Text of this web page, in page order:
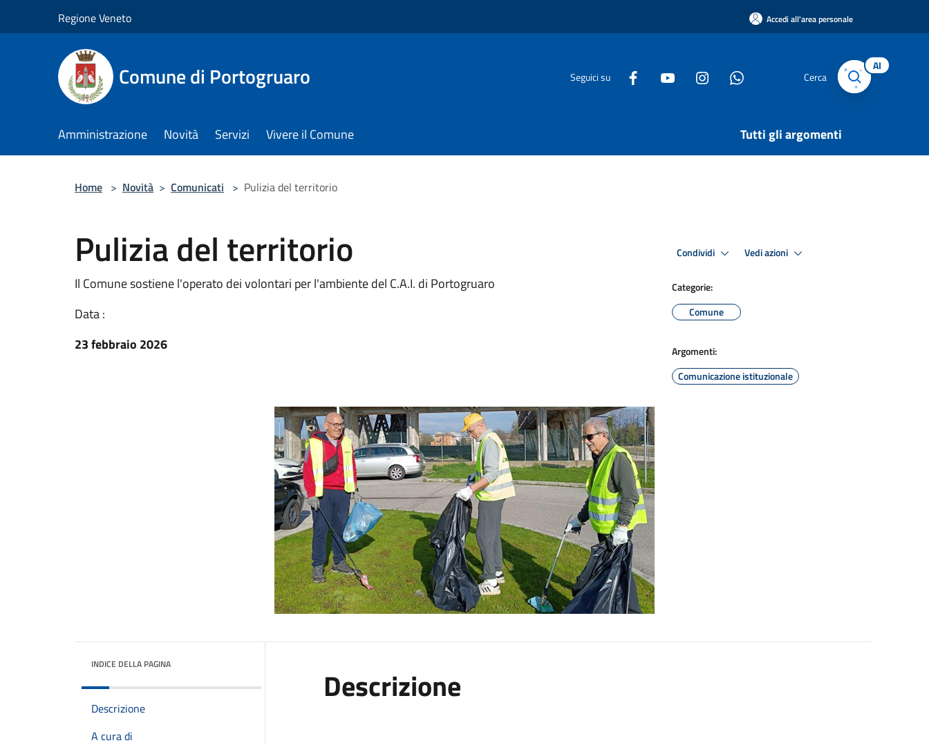
Regione Veneto Accedi all'area personale
Comune di Portogruaro Seguici su Cerca
AI
Amministrazione Novità Servizi Vivere il Comune Tutti gli argomenti
Home > Novità > Comunicati > Pulizia del territorio
Pulizia del territorio
Il Comune sostiene l'operato dei volontari per l'ambiente del C.A.I. di Portogruaro
Data :
23 febbraio 2026
Condividi Vedi azioni
Categorie:
Comune
Argomenti:
Comunicazione istituzionale
INDICE DELLA PAGINA
Descrizione
A cura di
Descrizione